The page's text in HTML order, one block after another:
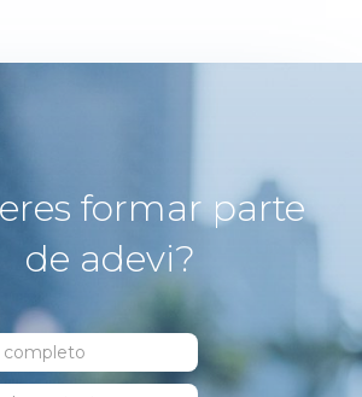
formar parte
de adevi?